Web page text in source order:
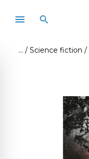
Science fiction